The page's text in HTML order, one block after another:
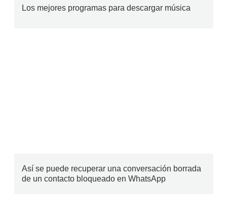
Los mejores programas para descargar música
Así se puede recuperar una conversación borrada
de un contacto bloqueado en WhatsApp